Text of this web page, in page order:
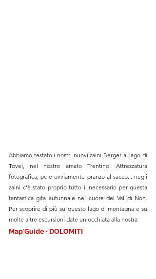
Abbiamo testato i nostri nuovi zaini Berger al lago di
Tovel, nel nostro amato Trentino. Attrezzatura
fotografica, pc e ovviamente pranzo al sacco... negli
zaini c'è stato proprio tutto il necessario per questa
fantastica gita autunnale nel cuore del Val di Non.
Per scoprire di più su questo lago di montagna e su
molte altre escursioni date un'occhiata alla nostra
Map'Guide • DOLOMITI